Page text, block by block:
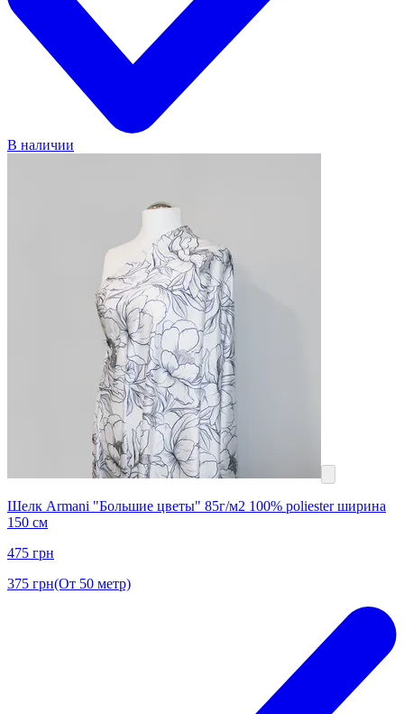
В наличии
Шелк Armani "Большие цветы" 85г/м2 100% poliester ширина
150 см
475 грн
375 грн(От 50 метр)